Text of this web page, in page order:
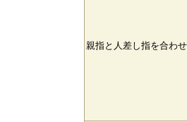
親指と人差し指を合わ